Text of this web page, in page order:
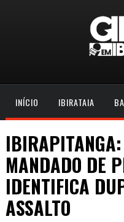
INÍCIO IBIRATAIA
MANDADO DE
IDENTIFICA
ASSALTO